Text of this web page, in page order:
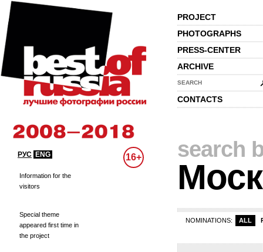
PROJECT
PHOTOGRAPHS
PRESS-CENTER
ARCHIVE
SEARCH
CONTACTS
РУС ENG 16+
Information for the
visitors
Special theme
appeared first time in
the project
search
NOMINATIONS: ALL